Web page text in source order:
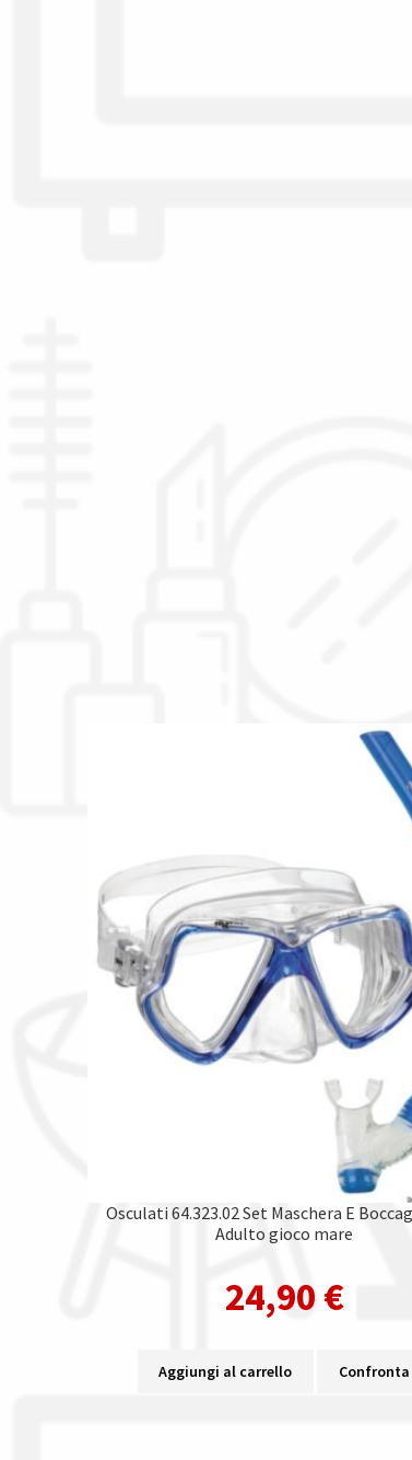
Osculati 64.323.02 Set Maschera E
Adulto gioco mare
24,90 €
Aggiungi al carrello Confronta